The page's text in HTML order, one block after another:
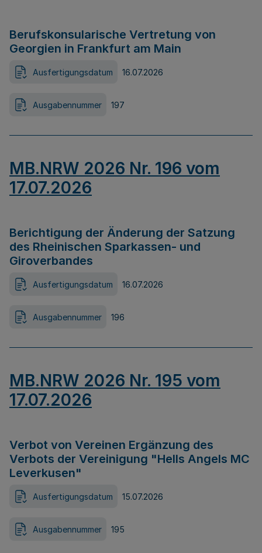
Berufskonsularische Vertretung von
Georgien in Frankfurt am Main
Ausfertigungsdatum 16.07.2026
Ausgabennummer 197
MB.NRW 2026 Nr. 196 vom
17.07.2026
Berichtigung der Änderung der Satzung
des Rheinischen Sparkassen- und
Giroverbandes
Ausfertigungsdatum 16.07.2026
Ausgabennummer 196
MB.NRW 2026 Nr. 195 vom
17.07.2026
Verbot von Vereinen Ergänzung des
Verbots der Vereinigung "Hells Angels MC
Leverkusen"
Ausfertigungsdatum 15.07.2026
Ausgabennummer 195